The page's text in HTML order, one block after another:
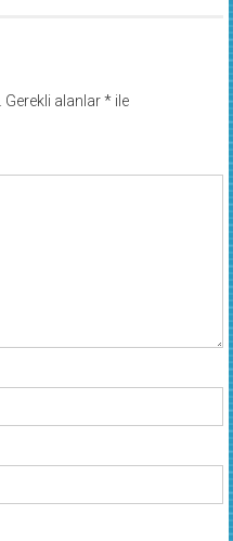
Gerekli alanlar*ile